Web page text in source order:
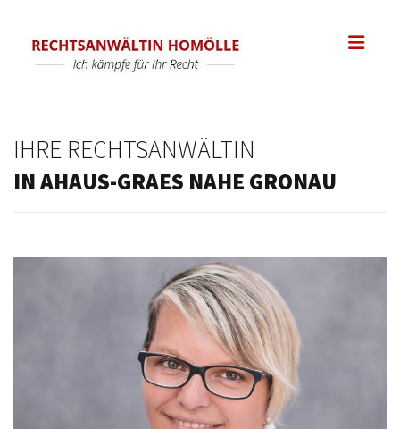
IHRE RECHTSANWÄLTIN
IN AHAUS-GRAES NAHE GRONAU